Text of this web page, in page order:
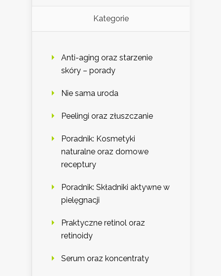
Kategorie
Anti-aging oraz starzenie
skóry – porady
Nie sama uroda
Peelingi oraz złuszczanie
Poradnik: Kosmetyki
naturalne oraz domowe
receptury
Poradnik: Składniki aktywne w
pielęgnacji
Praktyczne retinol oraz
retinoidy
Serum oraz koncentraty